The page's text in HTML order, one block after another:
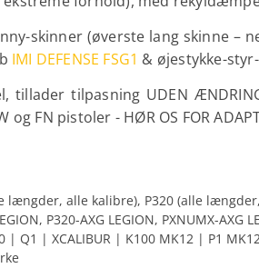
skinner (øverste lang skinne –
IMI DEFENSE FSG1 & øjestykke-
tilpasning UDEN
og FN pistoler - HØR OS FOR
længder, alle kalibre), P320 (alle længder,
P320-AXG LEGION, PXNUMX-AXG
| Q1 | XCALIBUR | K100 MK12 | P1